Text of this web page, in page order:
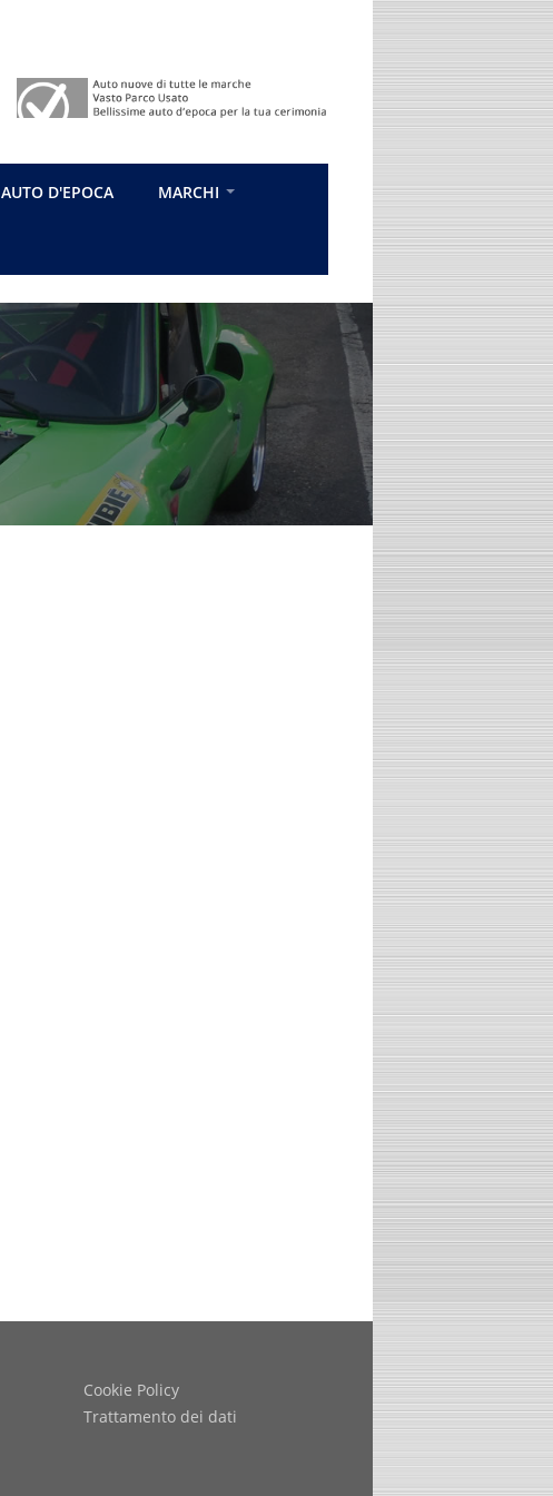
AUTO D'EPOCA MARCHI
Cookie Policy
Trattamento dei dati